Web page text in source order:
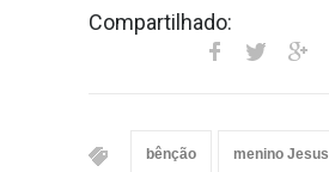
Compartilhado:
bênção menino Jesus